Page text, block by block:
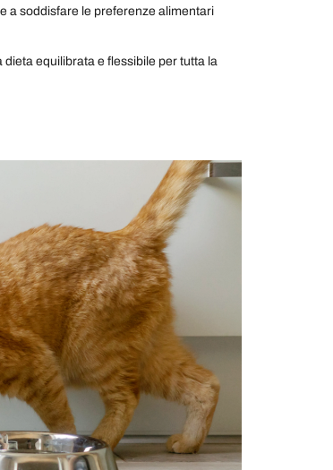
a soddisfare le preferenze alimentari
equilibrata e flessibile per tutta la